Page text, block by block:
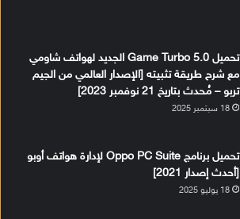
تحميل Game Turbo 5.0 الجديد لهواتف شاومي
مع شرح طريقة تثبيته [الإصدار العالمي من الجيم
تربو – مُحدث بتاريخ 21 نوفمبر 2023]
18 سبتمبر 2025
تحميل برنامج Oppo PC Suite لإدارة هواتف أوبو
[أحدث إصدار 2021]
18 يوليو 2025